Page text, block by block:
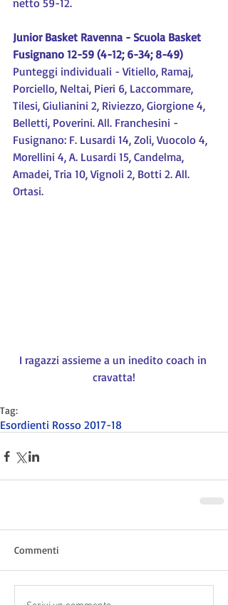
netto 59-12.
Junior Basket Ravenna - Scuola Basket
Fusignano 12-59 (4-12; 6-34; 8-49)
Punteggi individuali - Vitiello, Ramaj,
Porciello, Neltai, Pieri 6, Laccommare,
Tilesi, Giulianini 2, Riviezzo, Giorgione 4,
Belletti, Poverini. All. Franchesini -
Fusignano: F. Lusardi 14, Zoli, Vuocolo 4,
Morellini 4, A. Lusardi 15, Candelma,
Amadei, Tria 10, Vignoli 2, Botti 2. All.
Ortasi.
I ragazzi assieme a un inedito coach in
cravatta!
Tag:
Esordienti Rosso 2017-18
Commenti